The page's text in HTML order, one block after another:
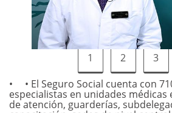
1 2 3
• El Seguro Social cuenta con
especialistas en unidades médicas
de atención, guarderías,